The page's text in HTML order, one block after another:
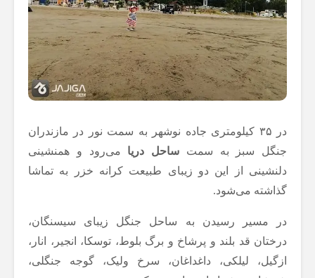
در ۳۵ کیلومتری جاده نوشهر به سمت نور در مازندران
جنگل سبز به سمت ساحل دریا می‌رود و همنشینی
دلنشینی از این دو زیبای طبیعت کرانه خزر به تماشا
گذاشته می‌شود.
در مسیر رسیدن به ساحل جنگل زیبای سیسنگان،
درختان قد بلند و پرشاخ و برگ بلوط، توسکا، انجیر، انار،
ازگیل، لیلکی، داغداغان، سرخ ولیک، گوجه جنگلی،